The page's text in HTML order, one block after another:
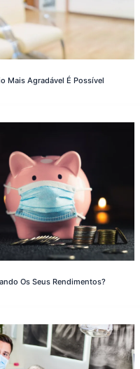
Mais Agradável É Possível
Os Seus Rendimentos?